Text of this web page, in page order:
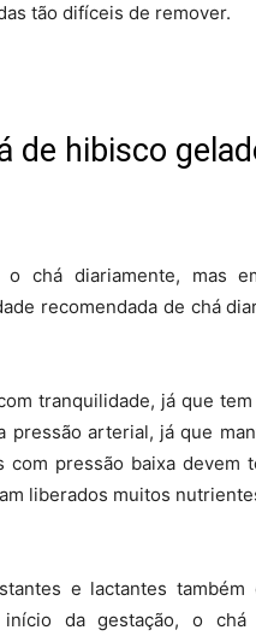
tão difíceis de remover.
de hibisco
chá diariamente, mas
recomendada de chá
tranquilidade, já que
pressão arterial, já que
pressão baixa devem
liberados muitos
e lactantes também
da gestação, o chá